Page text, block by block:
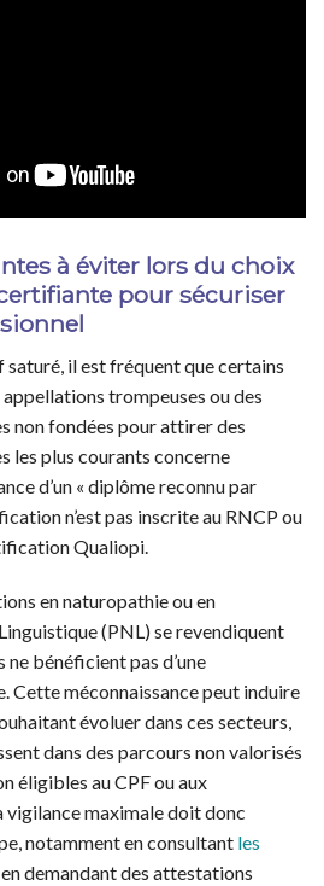
à éviter lors du choix
pour sécuriser
saturé, il est fréquent que certains
trompeuses ou des
non fondées pour attirer des
les plus courants concerne
d’un « diplôme reconnu par
n’est pas inscrite au RNCP ou
Qualiopi.
en naturopathie ou en
(PNL) se revendiquent
bénéficient pas d’une
Cette méconnaissance peut induire
évoluer dans ces secteurs,
dans des parcours non valorisés
éligibles au CPF ou aux
vigilance maximale doit donc
notamment en consultant les
demandant des attestations